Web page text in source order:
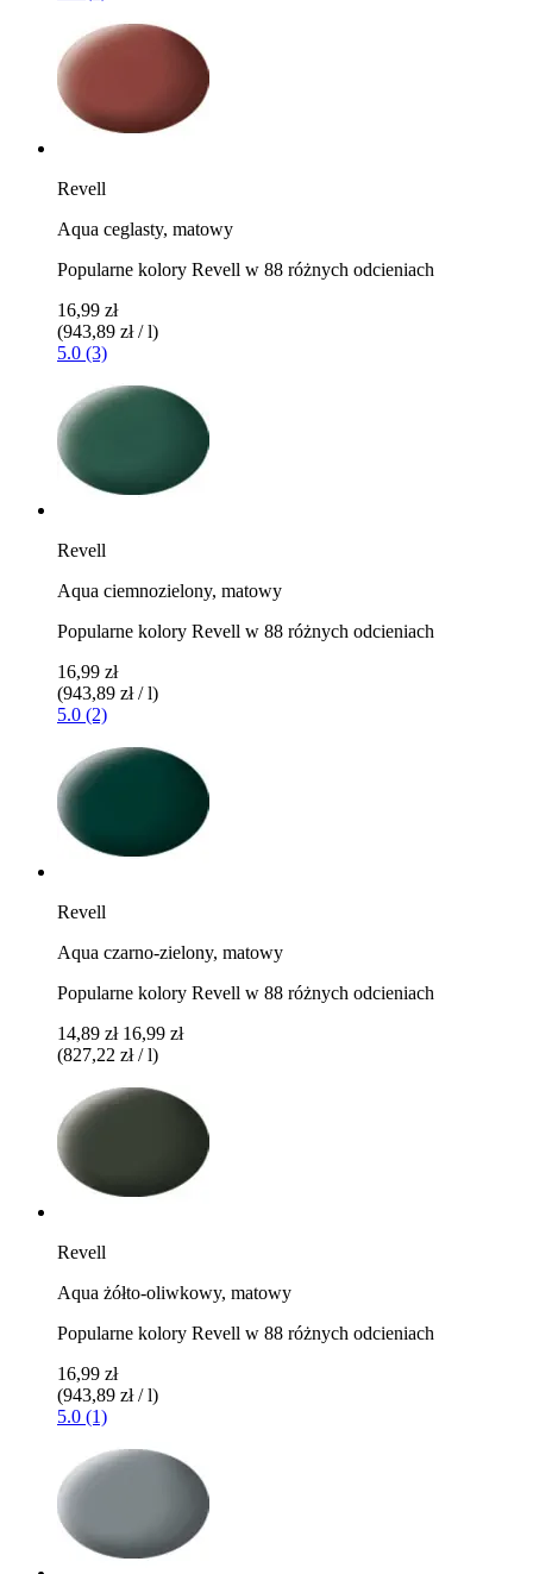
Revell
Aqua ceglasty, matowy
Popularne kolory Revell w 88 różnych odcieniach
16,99 zł
(943,89 zł / l)
5.0 (3)
Revell
Aqua ciemnozielony, matowy
Popularne kolory Revell w 88 różnych odcieniach
16,99 zł
(943,89 zł / l)
5.0 (2)
Revell
Aqua czarno-zielony, matowy
Popularne kolory Revell w 88 różnych odcieniach
14,89 zł 16,99 zł
(827,22 zł / l)
Revell
Aqua żółto-oliwkowy, matowy
Popularne kolory Revell w 88 różnych odcieniach
16,99 zł
(943,89 zł / l)
5.0 (1)